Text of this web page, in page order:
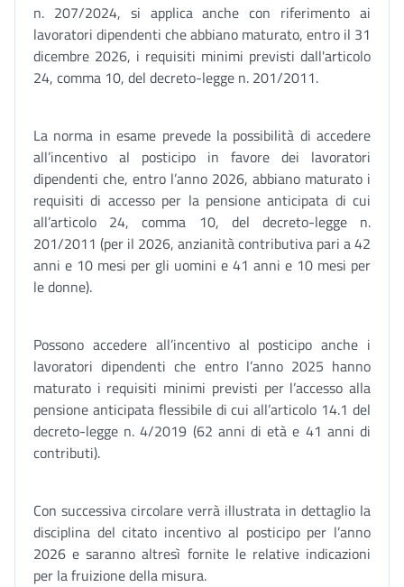
n. 207/2024, si applica anche con riferimento ai
lavoratori dipendenti che abbiano maturato, entro il 31
dicembre 2026, i requisiti minimi previsti dall'articolo
24, comma 10, del decreto-legge n. 201/2011.
La norma in esame prevede la possibilità di accedere
all’incentivo al posticipo in favore dei lavoratori
dipendenti che, entro l’anno 2026, abbiano maturato i
requisiti di accesso per la pensione anticipata di cui
all’articolo 24, comma 10, del decreto-legge n.
201/2011 (per il 2026, anzianità contributiva pari a 42
anni e 10 mesi per gli uomini e 41 anni e 10 mesi per
le donne).
Possono accedere all’incentivo al posticipo anche i
lavoratori dipendenti che entro l’anno 2025 hanno
maturato i requisiti minimi previsti per l’accesso alla
pensione anticipata flessibile di cui all’articolo 14.1 del
decreto-legge n. 4/2019 (62 anni di età e 41 anni di
contributi).
Con successiva circolare verrà illustrata in dettaglio la
disciplina del citato incentivo al posticipo per l’anno
2026 e saranno altresì fornite le relative indicazioni
per la fruizione della misura.